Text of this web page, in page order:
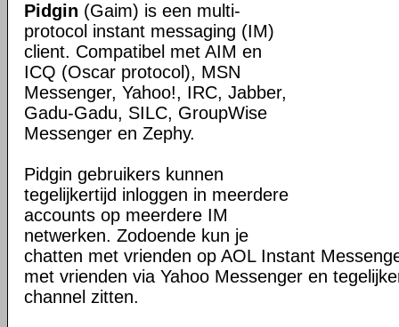
Pidgin (Gaim) is een multi-
protocol instant messaging (IM)
client. Compatibel met AIM en
ICQ (Oscar protocol), MSN
Messenger, Yahoo!, IRC, Jabber,
Gadu-Gadu, SILC, GroupWise
Messenger en Zephy.
Pidgin gebruikers kunnen
tegelijkertijd inloggen in meerdere
accounts op meerdere IM
netwerken. Zodoende kun je
chatten met vrienden op AOL Instant
met vrienden via Yahoo Messenger en
channel zitten.